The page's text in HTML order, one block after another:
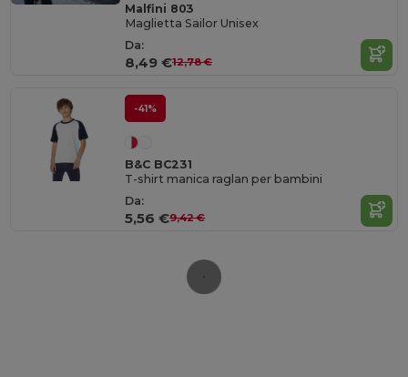
Malfini 803
Maglietta Sailor Unisex
Da:
8,49 €12,78 €
-41%
B&C BC231
T-shirt manica raglan per bambini
Da:
5,56 €9,42 €